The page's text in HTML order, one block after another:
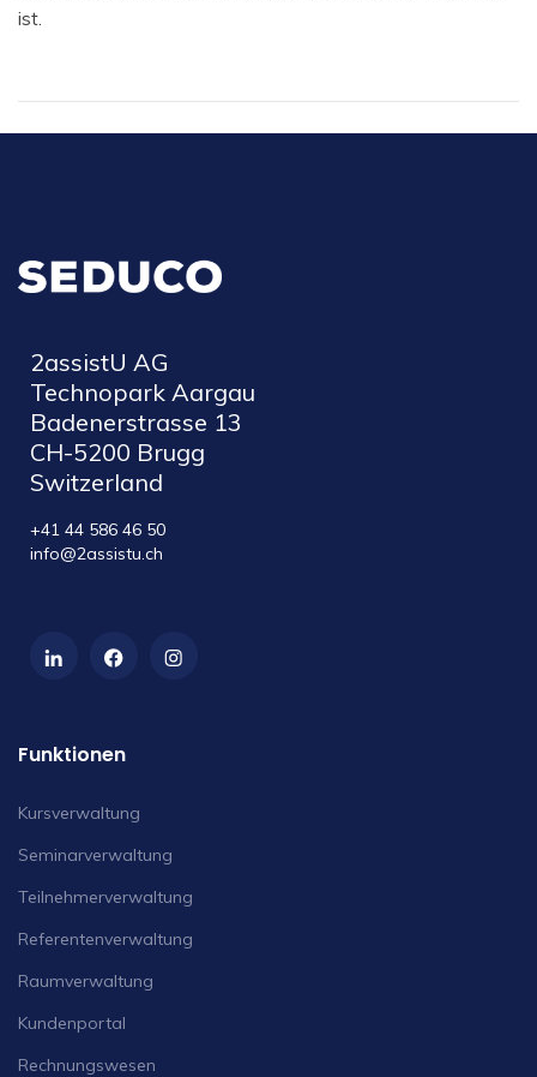
ist.
2assistU AG
Technopark Aargau
Badenerstrasse 13
CH-5200 Brugg
Switzerland
+41 44 586 46 50
info@2assistu.ch
Funktionen
Kursverwaltung
Seminarverwaltung
Teilnehmerverwaltung
Referentenverwaltung
Raumverwaltung
Kundenportal
Rechnungswesen